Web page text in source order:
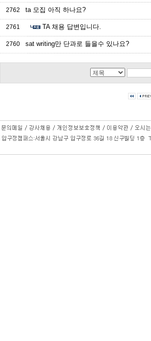
2762 ta 모집 아직 하나요?
2761 TA 채용 답변입니다.
2760 sat writing만 단과로 들을수 있나요?